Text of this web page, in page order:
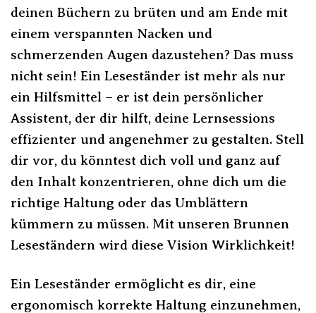
deinen Büchern zu brüten und am Ende mit
einem verspannten Nacken und
schmerzenden Augen dazustehen? Das muss
nicht sein! Ein Leseständer ist mehr als nur
ein Hilfsmittel – er ist dein persönlicher
Assistent, der dir hilft, deine Lernsessions
effizienter und angenehmer zu gestalten. Stell
dir vor, du könntest dich voll und ganz auf
den Inhalt konzentrieren, ohne dich um die
richtige Haltung oder das Umblättern
kümmern zu müssen. Mit unseren Brunnen
Leseständern wird diese Vision Wirklichkeit!
Ein Leseständer ermöglicht es dir, eine
ergonomisch korrekte Haltung einzunehmen,